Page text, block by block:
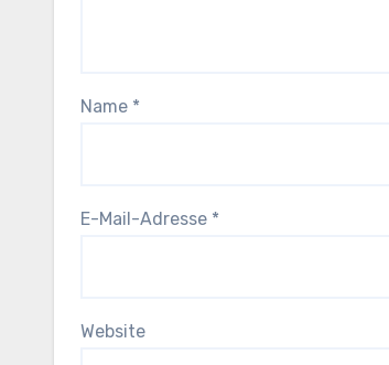
Name *
E-Mail-Adresse *
Website